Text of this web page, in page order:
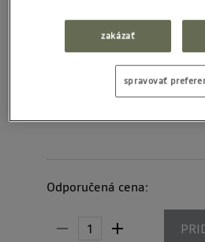
Odporučená cena:
zakázať
spravovať